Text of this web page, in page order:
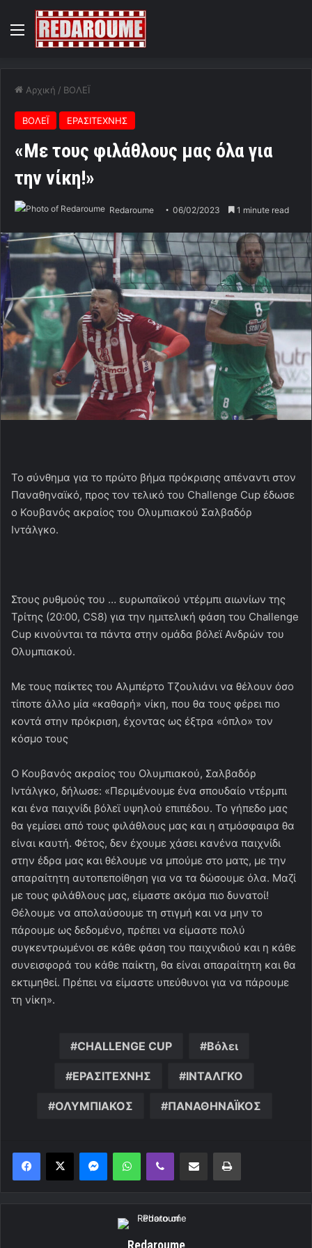
Menu
Αρχική / ΒΟΛΕΪ
ΒΟΛΕΪ ΕΡΑΣΙΤΕΧΝΗΣ
«Με τους φιλάθλους μας όλα για
την νίκη!»
Redaroume 06/02/2023 1 minute read
Το σύνθημα για το πρώτο βήμα πρόκρισης απέναντι στον
Παναθηναϊκό, προς τον τελικό του Challenge Cup έδωσε
ο Κουβανός ακραίος του Ολυμπιακού Σαλβαδόρ
Ιντάλγκο.
Στους ρυθμούς του … ευρωπαϊκού ντέρμπι αιωνίων της
Τρίτης (20:00, CS8) για την ημιτελική φάση του Challenge
Cup κινούνται τα πάντα στην ομάδα βόλεϊ Ανδρών του
Ολυμπιακού.
Με τους παίκτες του Αλμπέρτο Τζουλιάνι να θέλουν όσο
τίποτε άλλο μία «καθαρή» νίκη, που θα τους φέρει πιο
κοντά στην πρόκριση, έχοντας ως έξτρα «όπλο» τον
κόσμο τους
O Κουβανός ακραίος του Ολυμπιακού, Σαλβαδόρ
Ιντάλγκο, δήλωσε: «Περιμένουμε ένα σπουδαίο ντέρμπι
και ένα παιχνίδι βόλεϊ υψηλού επιπέδου. Το γήπεδο μας
θα γεμίσει από τους φιλάθλους μας και η ατμόσφαιρα θα
είναι καυτή. Φέτος, δεν έχουμε χάσει κανένα παιχνίδι
στην έδρα μας και θέλουμε να μπούμε στο ματς, με την
απαραίτητη αυτοπεποίθηση για να τα δώσουμε όλα. Μαζί
με τους φιλάθλους μας, είμαστε ακόμα πιο δυνατοί!
Θέλουμε να απολαύσουμε τη στιγμή και να μην το
πάρουμε ως δεδομένο, πρέπει να είμαστε πολύ
συγκεντρωμένοι σε κάθε φάση του παιχνιδιού και η κάθε
συνεισφορά του κάθε παίκτη, θα είναι απαραίτητη και θα
εκτιμηθεί. Πρέπει να είμαστε υπεύθυνοι για να πάρουμε
τη νίκη».
CHALLENGE CUP Βόλει
ΕΡΑΣΙΤΕΧΝΗΣ ΙΝΤΑΛΓΚΟ
ΟΛΥΜΠΙΑΚΟΣ ΠΑΝΑΘΗΝΑΪΚΟΣ
MessengerWhatsAppViber Κοινοποίηση μέσω ηλεκτρονικού ταχυδρομείουΕκτύπωση
Redaroume